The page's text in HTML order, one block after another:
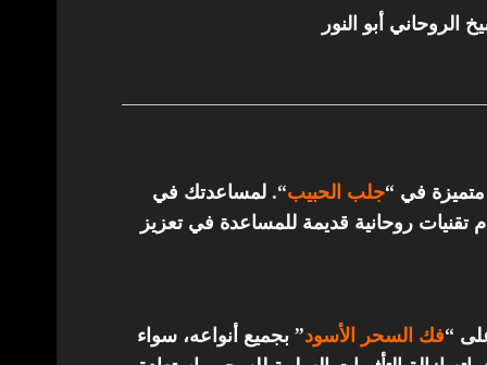
الروحاني أبو النور
متميزة في “جلب الحبيب“. لمساعدتك في
روحانية قديمة للمساعدة في تعزيز
“فك السحر الأسود” بجميع أنواعه، سواء